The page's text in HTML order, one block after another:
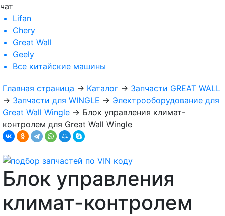
чат
Lifan
Chery
Great Wall
Geely
Все китайские машины
Главная страница → Каталог → Запчасти GREAT WALL
→ Запчасти для WINGLE → Электрооборудование для
Great Wall Wingle → Блок управления климат-
контролем для Great Wall Wingle
Блок управления
климат-контролем